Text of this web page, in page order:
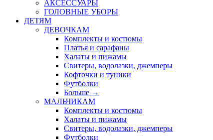
АКСЕССУАРЫ
ГОЛОВНЫЕ УБОРЫ
ДЕТЯМ
ДЕВОЧКАМ
Комплекты и костюмы
Платья и сарафаны
Халаты и пижамы
Свитеры, водолазки, джемперы
Кофточки и туники
Футболки
Больше →
МАЛЬЧИКАМ
Комплекты и костюмы
Халаты и пижамы
Свитеры, водолазки, джемперы
Футболки